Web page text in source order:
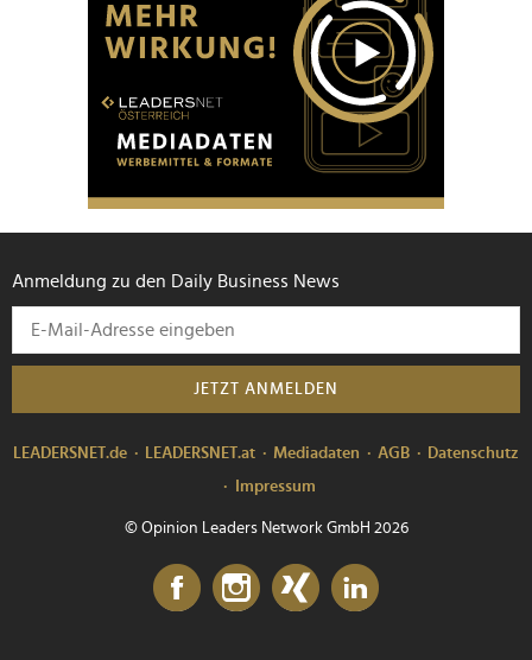
Anmeldung zu den Daily Business News
JETZT ANMELDEN
LEADERSNET.de LEADERSNET.at Mediadaten AGB
Datenschutz
Impressum
© Opinion Leaders Network GmbH 2026